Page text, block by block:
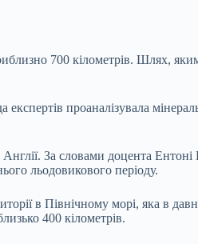
700 кілометрів. Шлях,
проаналізувала
За словами доцента Ентоні
льодовикового періоду.
в Північному морі, яка в
400 кілометрів.